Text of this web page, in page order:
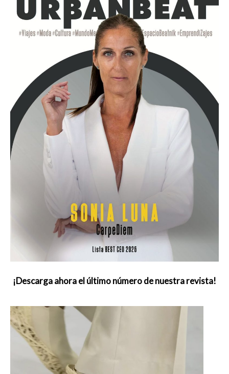
¡Descarga ahora el último número de nuestra revista!